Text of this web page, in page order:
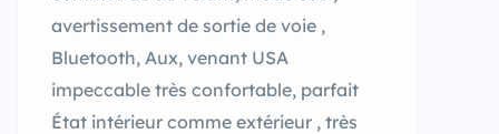
avertissement de sortie de voie ,
Bluetooth, Aux, venant USA
impeccable très confortable, parfait
État intérieur comme extérieur , très